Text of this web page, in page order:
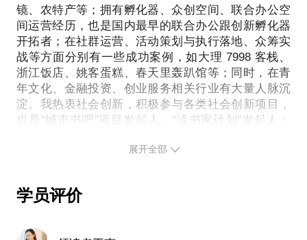
许，久违的感觉会突然出现，我们能助你一臂之力！
因为热爱，所以自由，如何实现自我的价值，做一个
实干精神！”我想给这座生活的城市带去更多有趣的事
情……“城市是我们的实验场，城市中的每一个角落，
都是我们实验的地方——有趣的活动、有意思的实验
项目、大胆的装置艺术、震撼人心的策展、激情燃烧
的音乐派对……我们可以根据你的现状交流，也可以
聊聊活动策展人这条路怎么走，当然也可以聊聊怎么
玩出更多花样~
非常成功的也有失败的案例，希望对你有借鉴帮助作
用。同时，我讲重点在这些方面与你有更多深入的交
流：品牌定位与数理社群与用户互动媒体&新媒体
（媒体矩阵）商业模式网络电商品牌的运营思路升级
传统企业的IT布局跨界玩法等希望在一定程度上加速
你的品牌发展！
镜、农特产等；拥有孵化器、众创空间、联合办公空
间运营经历，也是国内最早的联合办公跟创新孵化器
开拓者；在社群运营、活动策划与执行落地、众筹实
战等方面分别有一些成功案例，如大理 7998 客栈、
浙江饭店、姚客蛋糕、春天里轰趴馆等；同时，在青
年文化、金融投资、创业服务相关行业有大量人脉沉
淀。我热衷社会创新，积极参与各类社会创新项目，
也是“城市书吧”项目发起人、“读书家计划”发起人；
人；“城市会客厅”模式推动者；“特色小镇”模式实践
鞋 PLUS、DANTART、万诗顿（服饰）、宝路联合
创业蜂房（众创空间）、新势力创业营（孵化器）、
展开全部
学员评价